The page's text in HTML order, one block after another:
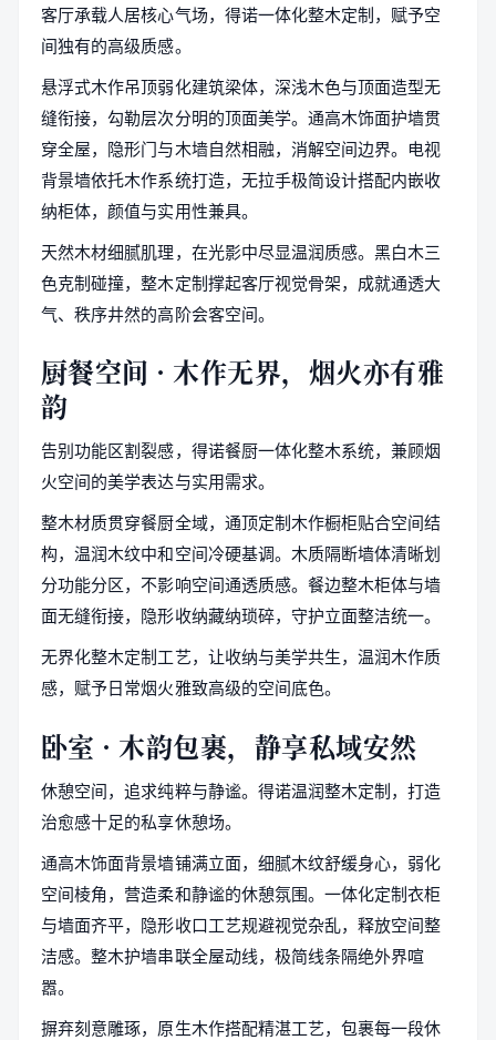
客厅承载人居核心气场，得诺一体化整木定制，赋予空
间独有的高级质感。
悬浮式木作吊顶弱化建筑梁体，深浅木色与顶面造型无
缝衔接，勾勒层次分明的顶面美学。通高木饰面护墙贯
穿全屋，隐形门与木墙自然相融，消解空间边界。电视
背景墙依托木作系统打造，无拉手极简设计搭配内嵌收
纳柜体，颜值与实用性兼具。
天然木材细腻肌理，在光影中尽显温润质感。黑白木三
色克制碰撞，整木定制撑起客厅视觉骨架，成就通透大
气、秩序井然的高阶会客空间。
厨餐空间 · 木作无界，烟火亦有雅
韵
告别功能区割裂感，得诺餐厨一体化整木系统，兼顾烟
火空间的美学表达与实用需求。
整木材质贯穿餐厨全域，通顶定制木作橱柜贴合空间结
构，温润木纹中和空间冷硬基调。木质隔断墙体清晰划
分功能分区，不影响空间通透质感。餐边整木柜体与墙
面无缝衔接，隐形收纳藏纳琐碎，守护立面整洁统一。
无界化整木定制工艺，让收纳与美学共生，温润木作质
感，赋予日常烟火雅致高级的空间底色。
卧室 · 木韵包裹，静享私域安然
休憩空间，追求纯粹与静谧。得诺温润整木定制，打造
治愈感十足的私享休憩场。
通高木饰面背景墙铺满立面，细腻木纹舒缓身心，弱化
空间棱角，营造柔和静谧的休憩氛围。一体化定制衣柜
与墙面齐平，隐形收口工艺规避视觉杂乱，释放空间整
洁感。整木护墙串联全屋动线，极简线条隔绝外界喧
嚣。
摒弃刻意雕琢，原生木作搭配精湛工艺，包裹每一段休